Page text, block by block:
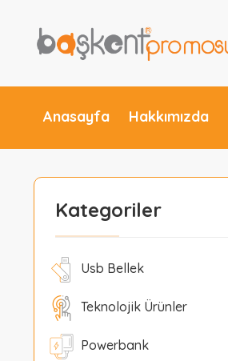
Anasayfa Hakkımızda
Kategoriler
Usb Bellek
Teknolojik Ürünler
Powerbank